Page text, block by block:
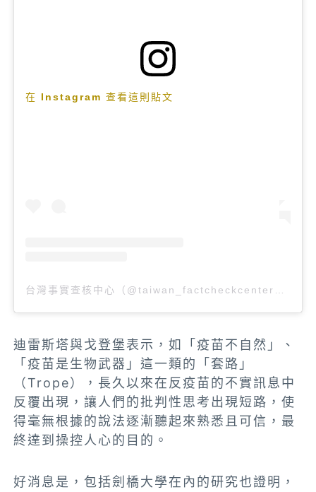
在 Instagram 查看這則貼文
迪雷斯塔與戈登堡表示，如「疫苗不自然」、
「疫苗是生物武器」這一類的「套路」
（Trope），長久以來在反疫苗的不實訊息中
反覆出現，讓人們的批判性思考出現短路，使
得毫無根據的說法逐漸聽起來熟悉且可信，最
終達到操控人心的目的。
好消息是，包括劍橋大學在內的研究也證明，